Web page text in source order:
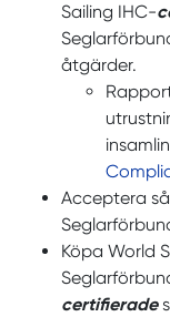
Sailing IHC-
åtgärder.
Acceptera
Köpa World
certifierade